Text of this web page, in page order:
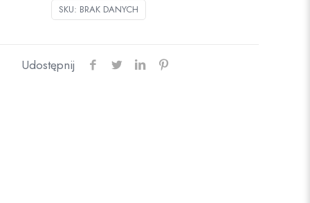
SKU: BRAK DANYCH
Udostępnij